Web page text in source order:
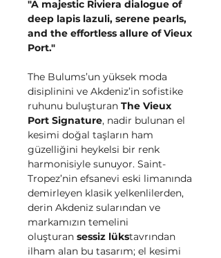
"A majestic Riviera dialogue of
deep lapis lazuli, serene pearls,
and the effortless allure of Vieux
Port."
The Bulums’un yüksek moda
disiplinini ve Akdeniz’in sofistike
ruhunu buluşturan The Vieux
Port Signature, nadir bulunan el
kesimi doğal taşların ham
güzelliğini heykelsi bir renk
harmonisiyle sunuyor. Saint-
Tropez’nin efsanevi eski limanında
demirleyen klasik yelkenlilerden,
derin Akdeniz sularından ve
markamızın temelini
oluşturan sessiz lükstavrından
ilham alan bu tasarım; el kesimi